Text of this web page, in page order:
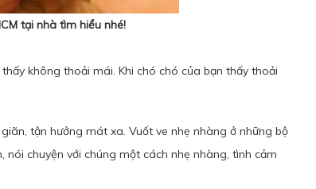
tại nhà tìm hiểu nhé!
không thoải mái. Khi chó chó của bạn thấy thoải
tận hưởng mát xa. Vuốt ve nhẹ nhàng ở những bộ
nói chuyện với chúng một cách nhẹ nhàng, tình cảm